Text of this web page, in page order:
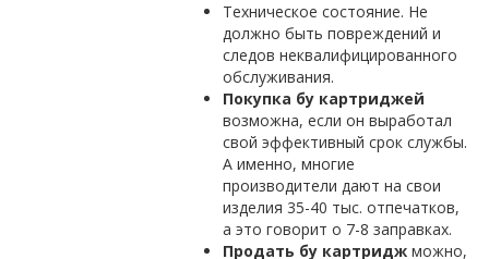
Техническое состояние. Не
должно быть повреждений и
следов неквалифицированного
обслуживания.
Покупка бу картриджей
возможна, если он выработал
свой эффективный срок службы.
А именно, многие
производители дают на свои
изделия 35-40 тыс. отпечатков,
а это говорит о 7-8 заправках.
Продать бу картридж можно,